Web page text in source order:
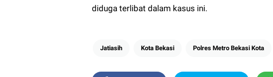
diduga terlibat dalam kasus ini.
Jatiasih Kota Bekasi Polres Metro Bekasi Kota